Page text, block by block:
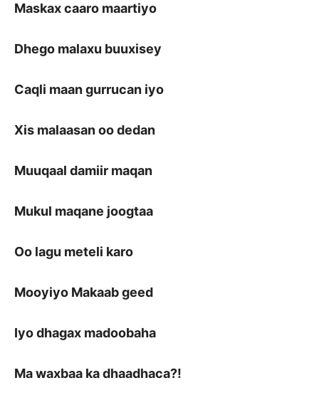
Maskax caaro maartiyo
Dhego malaxu buuxisey
Caqli maan gurrucan iyo
Xis malaasan oo dedan
Muuqaal damiir maqan
Mukul maqane joogtaa
Oo lagu meteli karo
Mooyiyo Makaab geed
Iyo dhagax madoobaha
Ma waxbaa ka dhaadhaca?!